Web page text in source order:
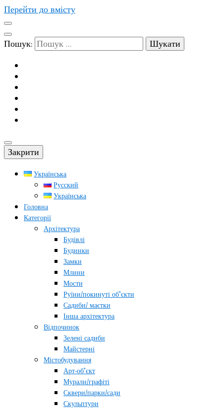
Перейти до вмісту
Пошук:
Закрити
Українська
Русский
Українська
Головна
Категорії
Архітектура
Будівлі
Будинки
Замки
Млини
Мости
Руїни/покинуті об’єкти
Садиби/ маєтки
Інша архітектура
Відпочинок
Зелені садиби
Майстерні
Містобудування
Арт-об’єкт
Мурали/графіті
Сквери/парки/сади
Скульптури